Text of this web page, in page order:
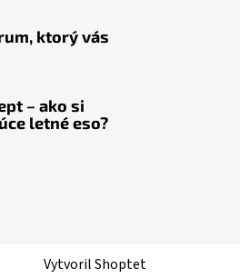
ktorý vás
– ako si
letné eso?
Vytvoril Shoptet